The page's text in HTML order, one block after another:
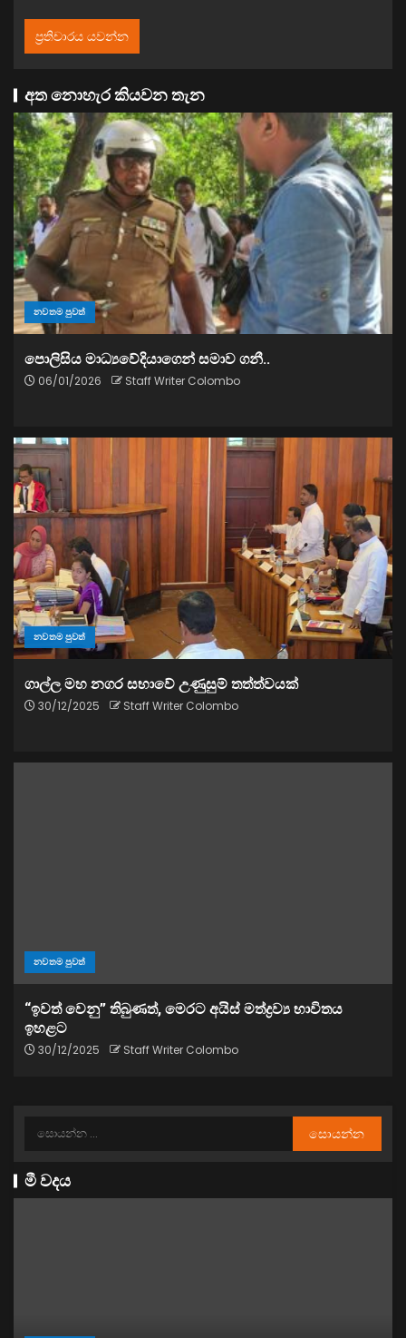
අත නොහැර කියවන තැන
නවතම පුවත්
පොලිසිය මාධ්‍යවේදියාගෙන් සමාව ගනී..
06/01/2026 Staff Writer Colombo
නවතම පුවත්
ගාල්ල මහ නගර සභාවේ උණුසුම් තත්ත්වයක්
30/12/2025 Staff Writer Colombo
නවතම පුවත්
“ඉවත් වෙනු” තිබුණත්, මෙරට අයිස් මත්ද්‍රව්‍ය භාවිතය
ඉහළට
30/12/2025 Staff Writer Colombo
මී වදය